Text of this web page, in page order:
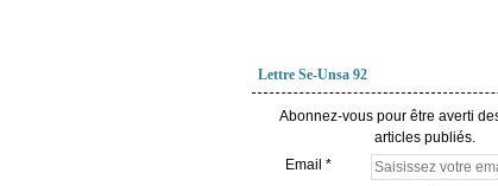
Lettre Se-Unsa 92
Abonnez-vous pour être averti
articles publiés.
Email